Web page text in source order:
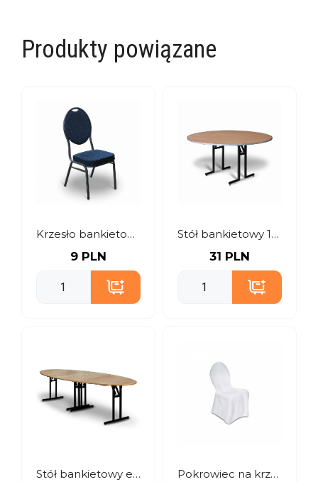
Produkty powiązane
Krzesło bankietowe granatowe
9 PLN
Stół bankietowy 150 cm
31 PLN
Stół bankietowy elipsa Pokrowiec na krzesło